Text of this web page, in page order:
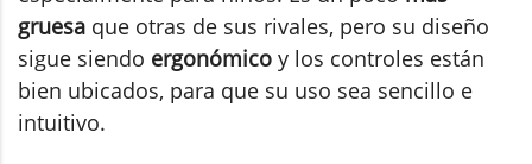
gruesa que otras de sus rivales, pero su diseño
sigue siendo ergonómico y los controles están
bien ubicados, para que su uso sea sencillo e
intuitivo.